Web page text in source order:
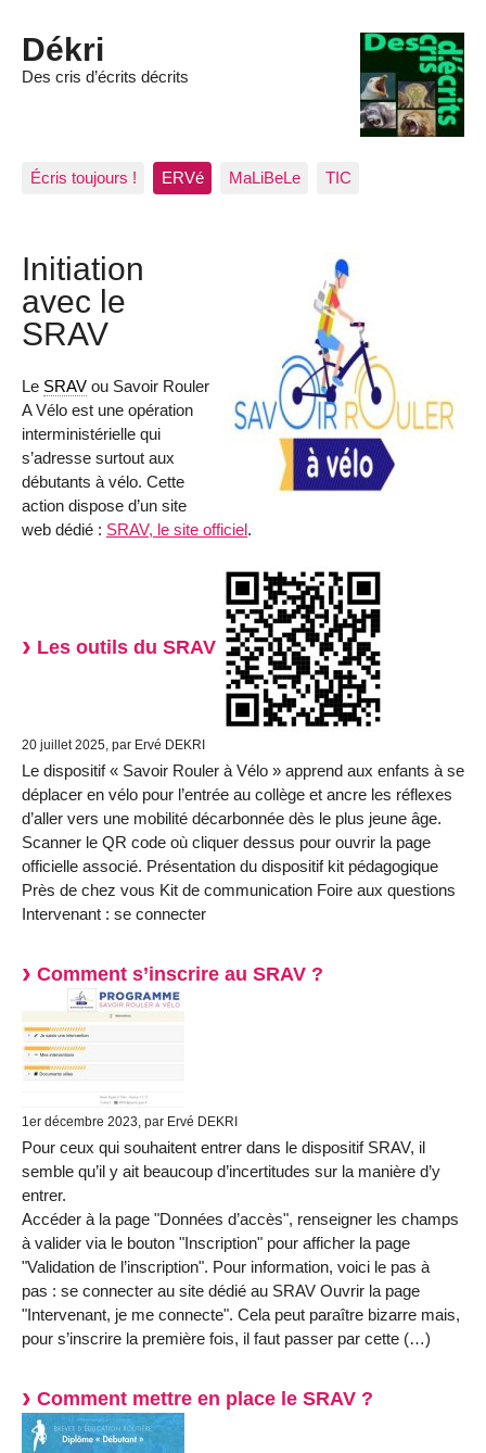
Dékri
Des cris d’écrits décrits
Écris toujours ! ERVé MaLiBeLe TIC
Initiation
avec le
SRAV
Le SRAV ou Savoir Rouler
A Vélo est une opération
interministérielle qui
s’adresse surtout aux
débutants à vélo. Cette
action dispose d’un site
web dédié : SRAV, le site officiel.
Les outils du SRAV
20 juillet 2025, par Ervé DEKRI
Le dispositif « Savoir Rouler à Vélo » apprend aux enfants à se
déplacer en vélo pour l’entrée au collège et ancre les réflexes
d’aller vers une mobilité décarbonnée dès le plus jeune âge.
Scanner le QR code où cliquer dessus pour ouvrir la page
officielle associé. Présentation du dispositif kit pédagogique
Près de chez vous Kit de communication Foire aux questions
Intervenant : se connecter
Comment s’inscrire au SRAV ?
1er décembre 2023, par Ervé DEKRI
Pour ceux qui souhaitent entrer dans le dispositif SRAV, il
semble qu’il y ait beaucoup d’incertitudes sur la manière d’y
entrer.
Accéder à la page "Données d’accès", renseigner les champs
à valider via le bouton "Inscription" pour afficher la page
"Validation de l’inscription". Pour information, voici le pas à
pas : se connecter au site dédié au SRAV Ouvrir la page
"Intervenant, je me connecte". Cela peut paraître bizarre mais,
pour s’inscrire la première fois, il faut passer par cette (…)
Comment mettre en place le SRAV ?